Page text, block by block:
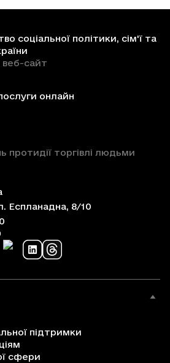
соціальної політики, сім'ї та
веб-сайт
онлайн
протидії торгівлі людьми
Еспланадна, 8/10
підтримки
сфери